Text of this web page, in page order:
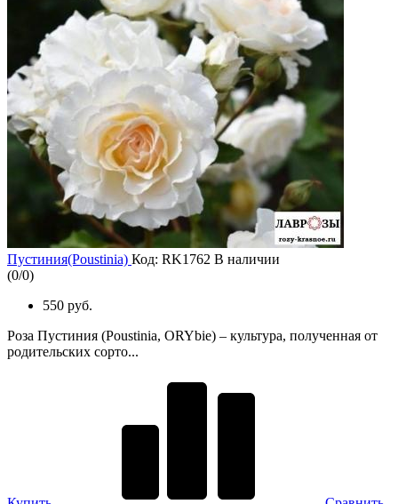
Пустиния(Poustinia) Код: RK1762 В наличии
(0/0)
550 руб.
Роза Пустиния (Poustinia, ORYbie) – культура, полученная от
родительских сорто...